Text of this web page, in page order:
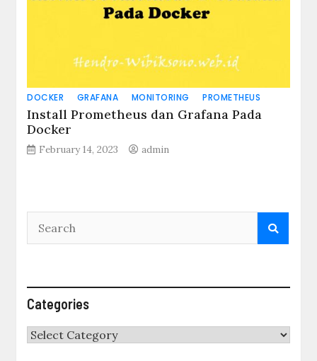
DOCKER GRAFANA MONITORING PROMETHEUS
Install Prometheus dan Grafana Pada
Docker
February 14, 2023 admin
Categories
Categories